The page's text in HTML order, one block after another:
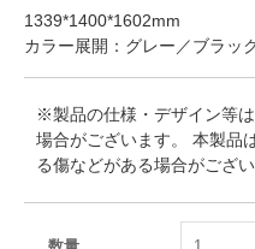
1339*1400*1602mm
カラー展開：グレー／ブラッ
※製品の仕様・デザイン等
場合がございます。 本製品
る傷などがある場合がござい